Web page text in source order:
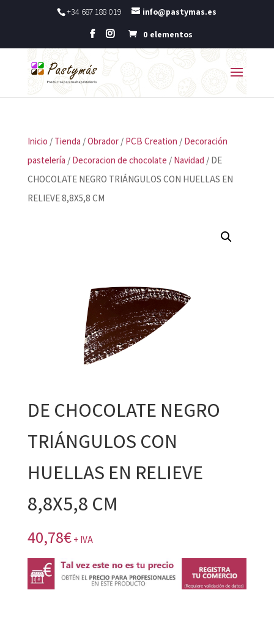
+34 687 188 019 info@pastymas.es
0 elementos
Inicio / Tienda /Obrador/ PCB Creation / Decoración
pastelería / Decoracion de chocolate / Navidad / DE
CHOCOLATE NEGRO TRIÁNGULOS CON HUELLAS EN
RELIEVE 8,8X5,8 CM
DE CHOCOLATE NEGRO
TRIÁNGULOS CON
HUELLAS EN RELIEVE
8,8X5,8 CM
40,78€ + IVA